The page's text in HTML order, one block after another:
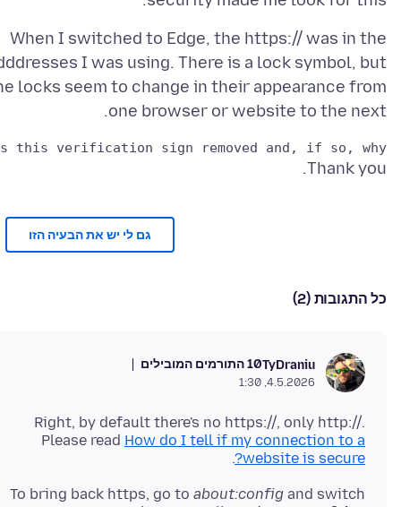
When I switched to Edge, the https:// was in the
I was using. There is a lock symbol, but
locks seem to change in their appearance from
one browser or website to the next.
this verification sign removed and, if so, why?
Thank you.
גם לי יש את הבעיה הזו
כל התגובות (2)
TyDraniu10 התורמים המובילים
4.5.2026, 1:30
Right, by default there's no https://, only http://.
Please read How do I tell if my connection to a
website is secure?
.
To bring back https, go to about:config and switch